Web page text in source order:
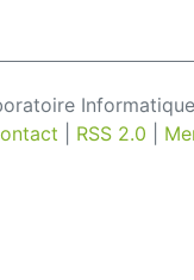
Informatique
RSS 2.0